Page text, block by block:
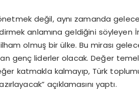
değil, aynı zamanda
anlamına geldiğini söyleyen
olmuş bir ülke. Bu mirası
genç liderler olacak. Değer
katmakla kalmayıp, Türk
açıklamasını yaptı.